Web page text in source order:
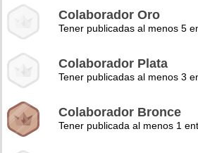
Colaborador Oro
Tener publicadas al menos 5
Colaborador Plata
Tener publicadas al menos 3
Colaborador Bronce
Tener publicada al menos 1